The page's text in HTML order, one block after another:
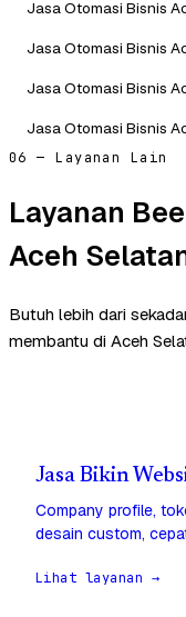
Jasa Otomasi Bisnis
Jasa Otomasi Bisnis
Jasa Otomasi Bisnis
Jasa Otomasi Bisnis
06 — Layanan Lain
Layanan
Aceh
Butuh lebih dari
membantu di Aceh
Jasa Bikin
Company profile,
desain custom,
Lihat layanan →